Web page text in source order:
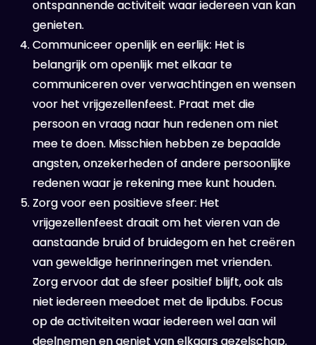
ontspannende activiteit waar iedereen van kan
genieten.
Communiceer openlijk en eerlijk: Het is
belangrijk om openlijk met elkaar te
communiceren over verwachtingen en wensen
voor het vrijgezellenfeest. Praat met die
persoon en vraag naar hun redenen om niet
mee te doen. Misschien hebben ze bepaalde
angsten, onzekerheden of andere persoonlijke
redenen waar je rekening mee kunt houden.
Zorg voor een positieve sfeer: Het
vrijgezellenfeest draait om het vieren van de
aanstaande bruid of bruidegom en het creëren
van geweldige herinneringen met vrienden.
Zorg ervoor dat de sfeer positief blijft, ook als
niet iedereen meedoet met de lipdubs. Focus
op de activiteiten waar iedereen wel aan wil
deelnemen en geniet van elkaars gezelschap.